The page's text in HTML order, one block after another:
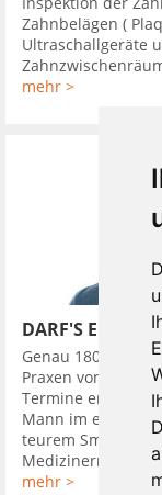
Zahnbelägen (
Ultraschallgeräte
mehr >
DARF'S EIN
Genau 180 Mal
Praxen von
Termine erschien
Mann im edlen
teurem
Medizinern sagte
mehr >